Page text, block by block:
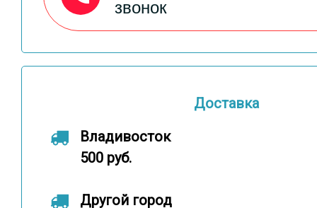
звонок
Доставка
Владивосток
500 руб.
Другой город